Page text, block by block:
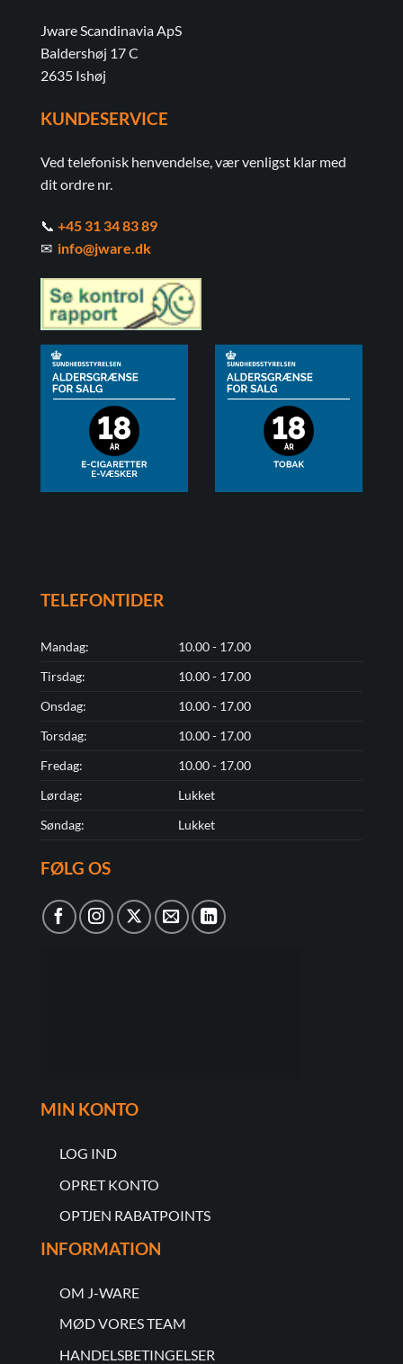
Jware Scandinavia ApS
Baldershøj 17 C
2635 Ishøj
KUNDESERVICE
Ved telefonisk henvendelse, vær venligst klar med
dit ordre nr.
📞 +45 31 34 83 89
✉ info@jware.dk
TELEFONTIDER
Mandag:
10.00 - 17.00
Tirsdag:
10.00 - 17.00
Onsdag:
10.00 - 17.00
Torsdag:
10.00 - 17.00
Fredag:
10.00 - 17.00
Lørdag:
Lukket
Søndag:
Lukket
FØLG OS
MIN KONTO
LOG IND
OPRET KONTO
OPTJEN RABATPOINTS
INFORMATION
OM J-WARE
MØD VORES TEAM
HANDELSBETINGELSER